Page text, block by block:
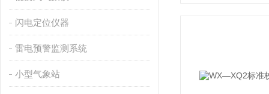
闪电定位仪器
雷电预警监测系统
小型气象站